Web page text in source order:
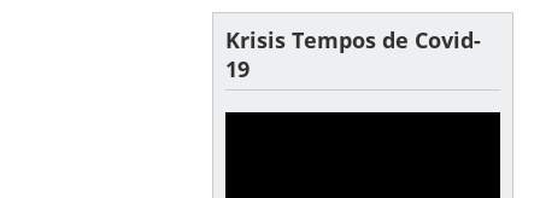
Krisis Tempos de Covid-
19